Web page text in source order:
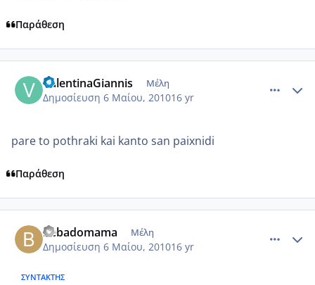
Παράθεση
ValentinaGiannis Μέλη
Δημοσίευση 6 Μαίου, 201016 yr
pare to pothraki kai kanto san paixnidi
Παράθεση
bebadomama Μέλη
Δημοσίευση 6 Μαίου, 201016 yr
ΣΥΝΤΆΚΤΗΣ